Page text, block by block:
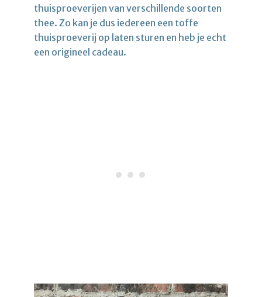
thuisproeverijen van verschillende soorten
thee. Zo kan je dus iedereen een toffe
thuisproeverij op laten sturen en heb je echt
een origineel cadeau.